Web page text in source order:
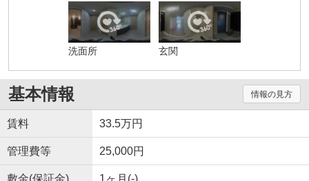
洗面所 玄関
基本情報 情報の見方
賃料 33.5万円
管理費等 25,000円
敷金(保証金) 1ヶ月(-)